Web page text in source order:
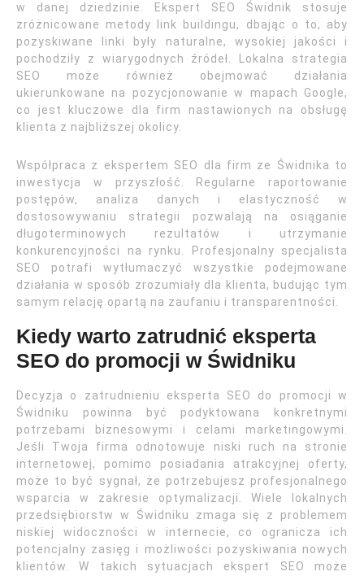
w danej dziedzinie. Ekspert SEO Świdnik stosuje
zróżnicowane metody link buildingu, dbając o to, aby
pozyskiwane linki były naturalne, wysokiej jakości i
pochodziły z wiarygodnych źródeł. Lokalna strategia
SEO może również obejmować działania
ukierunkowane na pozycjonowanie w mapach Google,
co jest kluczowe dla firm nastawionych na obsługę
klienta z najbliższej okolicy.
Współpraca z ekspertem SEO dla firm ze Świdnika to
inwestycja w przyszłość. Regularne raportowanie
postępów, analiza danych i elastyczność w
dostosowywaniu strategii pozwalają na osiąganie
długoterminowych rezultatów i utrzymanie
konkurencyjności na rynku. Profesjonalny specjalista
SEO potrafi wytłumaczyć wszystkie podejmowane
działania w sposób zrozumiały dla klienta, budując tym
samym relację opartą na zaufaniu i transparentności.
Kiedy warto zatrudnić eksperta
SEO do promocji w Świdniku
Decyzja o zatrudnieniu eksperta SEO do promocji w
Świdniku powinna być podyktowana konkretnymi
potrzebami biznesowymi i celami marketingowymi.
Jeśli Twoja firma odnotowuje niski ruch na stronie
internetowej, pomimo posiadania atrakcyjnej oferty,
może to być sygnał, że potrzebujesz profesjonalnego
wsparcia w zakresie optymalizacji. Wiele lokalnych
przedsiębiorstw w Świdniku zmaga się z problemem
niskiej widoczności w internecie, co ogranicza ich
potencjalny zasięg i możliwości pozyskiwania nowych
klientów. W takich sytuacjach ekspert SEO może